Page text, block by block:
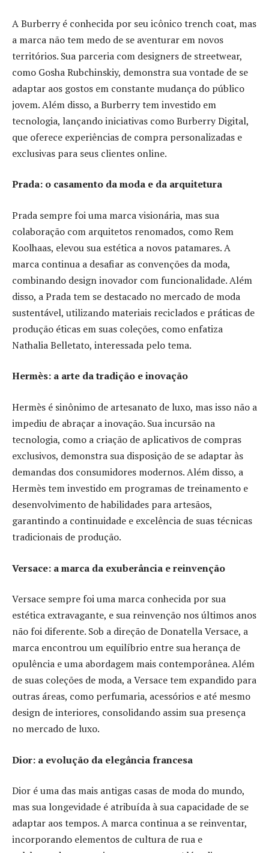
A Burberry é conhecida por seu icônico trench coat, mas
a marca não tem medo de se aventurar em novos
territórios. Sua parceria com designers de streetwear,
como Gosha Rubchinskiy, demonstra sua vontade de se
adaptar aos gostos em constante mudança do público
jovem. Além disso, a Burberry tem investido em
tecnologia, lançando iniciativas como Burberry Digital,
que oferece experiências de compra personalizadas e
exclusivas para seus clientes online.
Prada: o casamento da moda e da arquitetura
Prada sempre foi uma marca visionária, mas sua
colaboração com arquitetos renomados, como Rem
Koolhaas, elevou sua estética a novos patamares. A
marca continua a desafiar as convenções da moda,
combinando design inovador com funcionalidade. Além
disso, a Prada tem se destacado no mercado de moda
sustentável, utilizando materiais reciclados e práticas de
produção éticas em suas coleções, como enfatiza
Nathalia Belletato, interessada pelo tema.
Hermès: a arte da tradição e inovação
Hermès é sinônimo de artesanato de luxo, mas isso não a
impediu de abraçar a inovação. Sua incursão na
tecnologia, como a criação de aplicativos de compras
exclusivos, demonstra sua disposição de se adaptar às
demandas dos consumidores modernos. Além disso, a
Hermès tem investido em programas de treinamento e
desenvolvimento de habilidades para artesãos,
garantindo a continuidade e excelência de suas técnicas
tradicionais de produção.
Versace: a marca da exuberância e reinvenção
Versace sempre foi uma marca conhecida por sua
estética extravagante, e sua reinvenção nos últimos anos
não foi diferente. Sob a direção de Donatella Versace, a
marca encontrou um equilíbrio entre sua herança de
opulência e uma abordagem mais contemporânea. Além
de suas coleções de moda, a Versace tem expandido para
outras áreas, como perfumaria, acessórios e até mesmo
design de interiores, consolidando assim sua presença
no mercado de luxo.
Dior: a evolução da elegância francesa
Dior é uma das mais antigas casas de moda do mundo,
mas sua longevidade é atribuída à sua capacidade de se
adaptar aos tempos. A marca continua a se reinventar,
incorporando elementos de cultura de rua e